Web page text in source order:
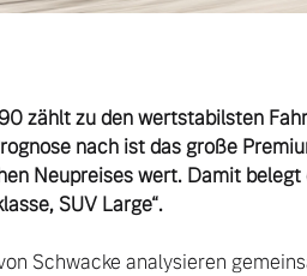
zählt zu den wertstabilsten
nach ist das große
Neupreises wert. Damit
SUV Large“.
Schwacke analysieren